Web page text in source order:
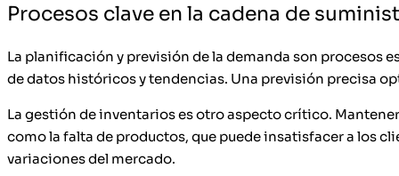
Procesos clave en la cadena de
La planificación y previsión de la demanda son procesos
de datos históricos y tendencias. Una previsión precisa
La gestión de inventarios es otro aspecto crítico.
como la falta de productos, que puede insatisfacer a los
variaciones del mercado.